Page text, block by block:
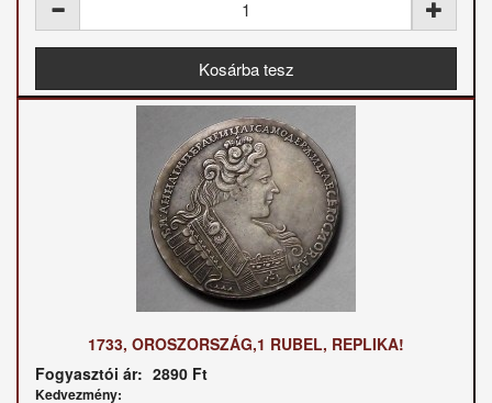
1733, OROSZORSZÁG,1 RUBEL, REPLIKA!
Fogyasztói ár: 2890 Ft
Kedvezmény: